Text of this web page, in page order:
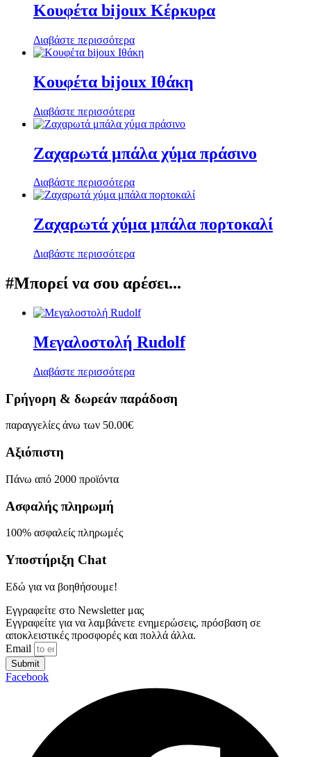
Κουφέτα bijoux Κέρκυρα
Διαβάστε περισσότερα
Κουφέτα bijoux Ιθάκη
Διαβάστε περισσότερα
Ζαχαρωτά μπάλα χύμα πράσινο
Διαβάστε περισσότερα
Ζαχαρωτά χύμα μπάλα πορτοκαλί
Διαβάστε περισσότερα
#Μπορεί να σου αρέσει...
Μεγαλοστολή Rudolf
Διαβάστε περισσότερα
Γρήγορη & δωρεάν παράδοση
παραγγελίες άνω των 50.00€
Αξιόπιστη
Πάνω από 2000 προϊόντα
Ασφαλής πληρωμή
100% ασφαλείς πληρωμές
Υποστήριξη Chat
Εδώ για να βοηθήσουμε!
Εγγραφείτε στο Newsletter μας
Εγγραφείτε για να λαμβάνετε ενημερώσεις, πρόσβαση σε
αποκλειστικές προσφορές και πολλά άλλα.
Email
Submit
Facebook